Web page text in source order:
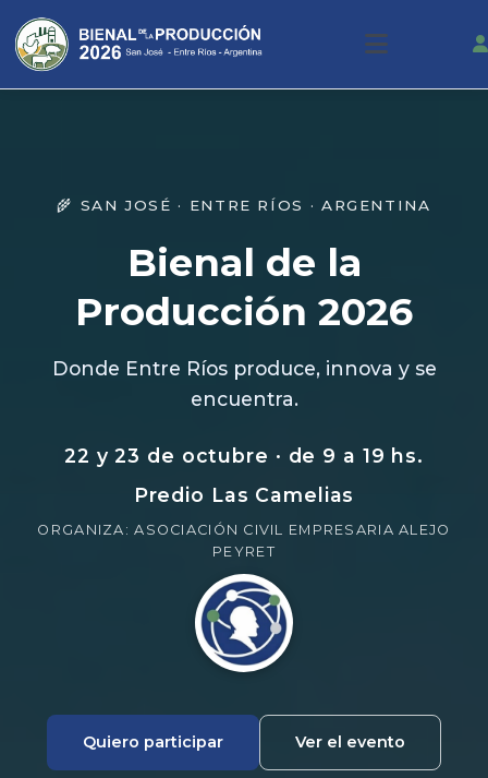
🌾 SAN JOSÉ · ENTRE RÍOS · ARGENTINA
Bienal de la
Producción 2026
Donde Entre Ríos produce, innova y se
encuentra.
22 y 23 de octubre · de 9 a 19 hs.
Predio Las Camelias
ORGANIZA: ASOCIACIÓN CIVIL EMPRESARIA ALEJO
PEYRET
Quiero participar Ver el evento